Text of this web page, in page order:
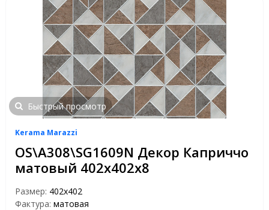
Быстрый просмотр
Kerama Marazzi
OS\A308\SG1609N Декор Каприччо
матовый 402х402х8
Размер: 402х402
Фактура: матовая